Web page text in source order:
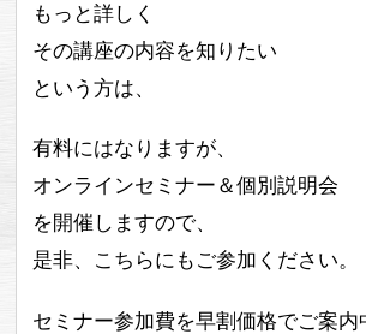
もっと詳しく
その講座の内容を知りたい
という方は、
有料にはなりますが、
オンラインセミナー＆個別説明会
を開催しますので、
是非、こちらにもご参加ください。
セミナー参加費を早割価格でご案内